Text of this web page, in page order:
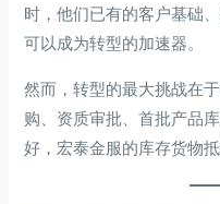
时，他们已有的客户基础
可以成为转型的加速器。
然而，转型的最大挑战在
购、资质审批、首批产品
好，宏泰金服的库存货物